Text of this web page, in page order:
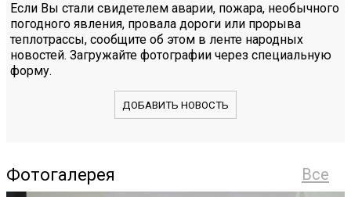
Если Вы стали свидетелем аварии, пожара, необычного
погодного явления, провала дороги или прорыва
теплотрассы, сообщите об этом в ленте народных
новостей. Загружайте фотографии через специальную
форму.
ДОБАВИТЬ НОВОСТЬ
Все
Фотогалерея